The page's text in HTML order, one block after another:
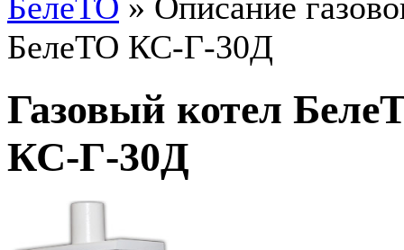
БелеТО КС-Г-30Д
Газовый котел
КС-Г-30Д